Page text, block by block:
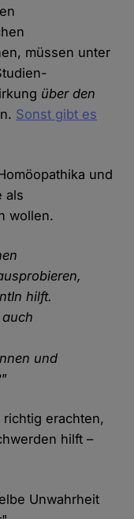
müssen unter
über den
Sonst gibt es
und
als
wollen.
hilft.
und
erachten,
hilft –
Unwahrheit